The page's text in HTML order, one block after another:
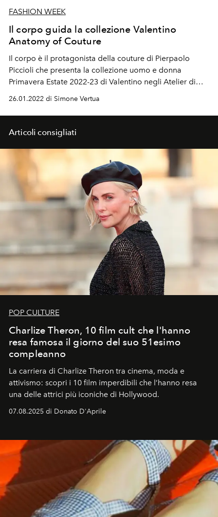
FASHION WEEK
Il corpo guida la collezione Valentino
Anatomy of Couture
Il corpo è il protagonista della couture di Pierpaolo
Piccioli che presenta la collezione uomo e donna
Primavera Estate 2022-23 di Valentino negli Atelier di
Place-Vendôme. "
un corpo ideale, che in passato era incarnato dalla
house model su cui venivano creati i look".
26.01.2022 di Simone Vertua
Articoli consigliati
POP CULTURE
Charlize Theron, 10 film cult che l'hanno
resa famosa il giorno del suo 51esimo
compleanno
La carriera di Charlize Theron tra cinema, moda e
attivismo: scopri i 10 film imperdibili che l’hanno resa
una delle attrici più iconiche di Hollywood.
07.08.2025 di Donato D'Aprile